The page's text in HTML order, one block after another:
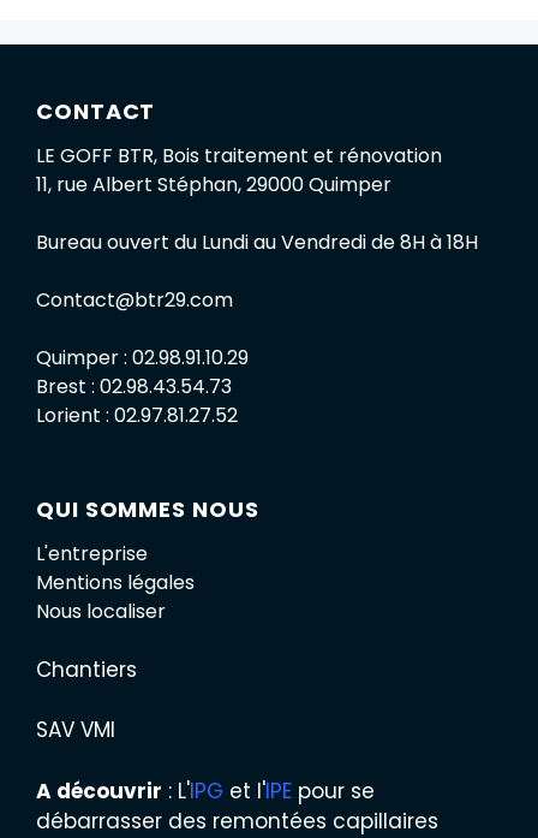
CONTACT
LE GOFF BTR, Bois traitement et rénovation
11, rue Albert Stéphan, 29000 Quimper
Bureau ouvert du Lundi au Vendredi de 8H à 18H
Contact@btr29.com
Quimper : 02.98.91.10.29
Brest : 02.98.43.54.73
Lorient : 02.97.81.27.52
QUI SOMMES NOUS
L'entreprise
Mentions légales
Nous localiser
Chantiers
SAV VMI
A découvrir : L'IPG et l'IPE pour se
débarrasser des remontées capillaires